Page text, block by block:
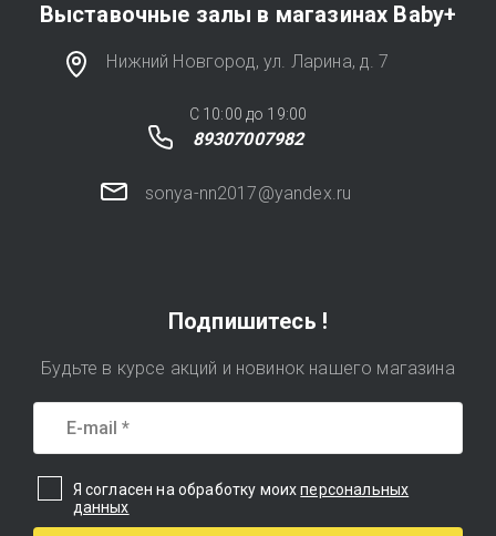
Выставочные залы в магазинах Baby+
Нижний Новгород, ул. Ларина, д. 7
C 10:00 до 19:00
89307007982
sonya-nn2017@yandex.ru
Подпишитесь !
Будьте в курсе акций и новинок нашего магазина
Я согласен на обработку моихперсональных
данных